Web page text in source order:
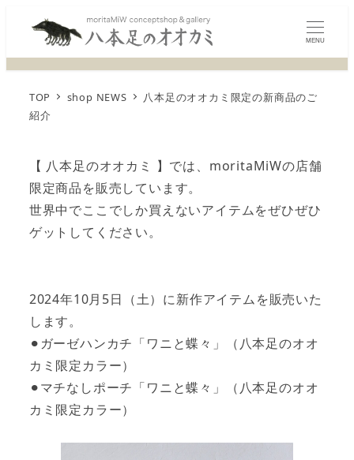
MENU
TOP shop NEWS
八本足のオオカミ限定の新商品のご
紹介
【 八本足のオオカミ 】では、moritaMiWの店舗
限定商品を販売しています。
世界中でここでしか買えないアイテムをぜひぜひ
ゲットしてください。
2024年10月5日（土）に新作アイテムを販売いた
します。
⚫︎ガーゼハンカチ「ワニと蝶々」（八本足のオオ
カミ限定カラー）
⚫︎マチなしポーチ「ワニと蝶々」（八本足のオオ
カミ限定カラー）